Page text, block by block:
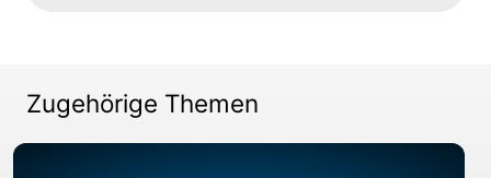
Zugehörige Themen